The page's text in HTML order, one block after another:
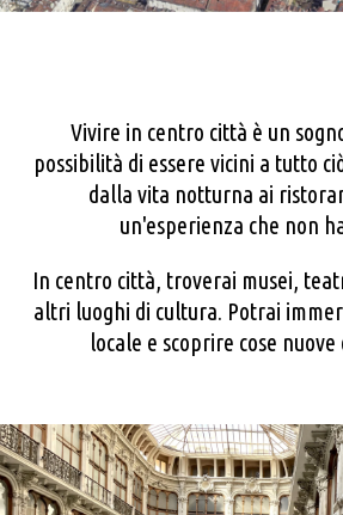
Vivire in centro città è un
possibilità di essere vicini a tutto
dalla vita notturna ai
un'esperienza che non
In centro città, troverai musei,
altri luoghi di cultura. Potrai
locale e scoprire cose